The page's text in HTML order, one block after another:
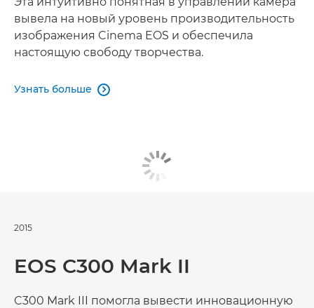
вывела на новый уровень производительность
изображения Cinema EOS и обеспечила
настоящую свободу творчества.
Узнать больше 
2015
EOS C300 Mark II
C300 Mark III помогла вывести инновационную